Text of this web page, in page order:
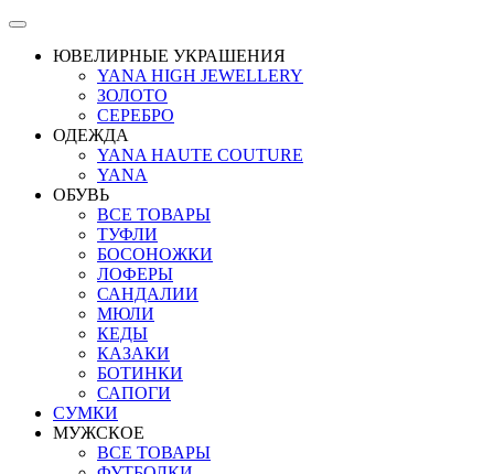
ЮВЕЛИРНЫЕ УКРАШЕНИЯ
YANA HIGH JEWELLERY
ЗОЛОТО
СЕРЕБРО
ОДЕЖДА
YANA HAUTE COUTURE
YANA
ОБУВЬ
ВСЕ ТОВАРЫ
ТУФЛИ
БОСОНОЖКИ
ЛОФЕРЫ
САНДАЛИИ
МЮЛИ
КЕДЫ
КАЗАКИ
БОТИНКИ
САПОГИ
СУМКИ
МУЖСКОЕ
ВСЕ ТОВАРЫ